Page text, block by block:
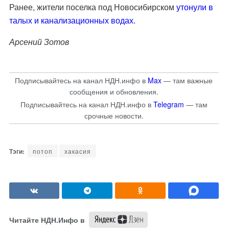
Ранее, жители поселка под Новосибирском утонули в
талых и канализационных водах.
Арсений Зотов
Подписывайтесь на канал НДН.инфо в Max — там важные
сообщения и обновления.
Подписывайтесь на канал НДН.инфо в Telegram — там
срочные новости.
потоп хакасия
Читайте НДН.Инфо в